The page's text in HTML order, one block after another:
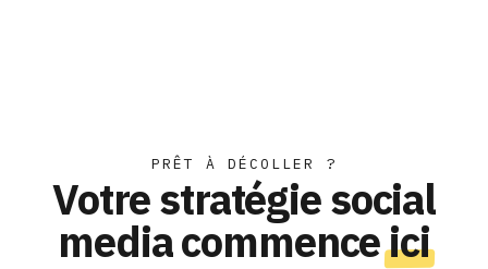
PRÊT À DÉCOLLER ?
Votre stratégie social
media commenceici